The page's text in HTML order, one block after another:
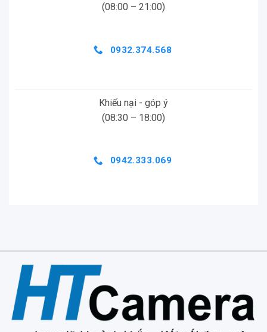
(08:00 – 21:00)
0932.374.568
Khiếu nại - góp ý
(08:30 – 18:00)
0942.333.069